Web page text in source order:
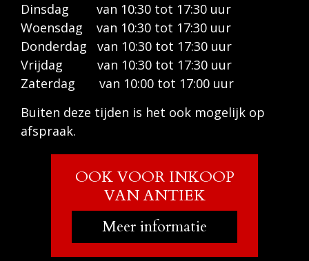
Dinsdag van 10:30 tot 17:30 uur
Woensdag van 10:30 tot 17:30 uur
Donderdag van 10:30 tot 17:30 uur
Vrijdag van 10:30 tot 17:30 uur
Zaterdag van 10:00 tot 17:00 uur
Buiten deze tijden is het ook mogelijk op
afspraak.
OOK VOOR INKOOP
VAN ANTIEK
Meer informatie